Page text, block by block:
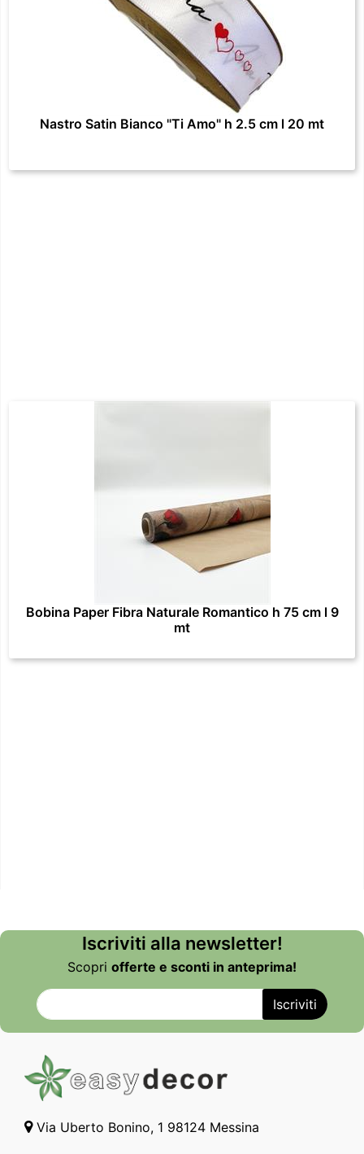
Nastro Satin Bianco "Ti Amo" h 2.5 cm l 20 mt
Bobina Paper Fibra Naturale Romantico h 75 cm l 9
mt
Iscriviti alla newsletter!
Scopri offerte e sconti in anteprima!
Via Uberto Bonino, 1 98124 Messina